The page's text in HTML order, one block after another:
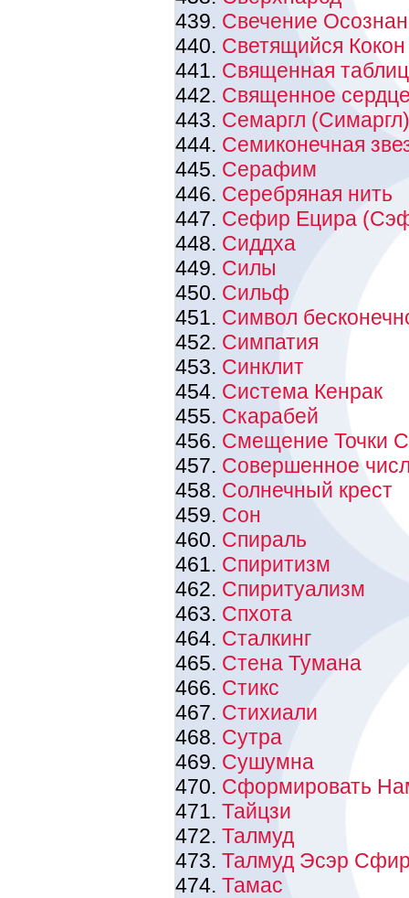
Свечение
Светящийся Кокон
Священная
Священное
Семаргл (Симаргл)
Семиконечная
Серафим
Серебряная нить
Сефир Ецира
Сиддха
Силы
Сильф
Символ
Симпатия
Синклит
Система Кенрак
Скарабей
Смещение Точки
Совершенное
Солнечный крест
Сон
Спираль
Спиритизм
Спиритуализм
Спхота
Сталкинг
Стена Тумана
Стикс
Стихиали
Сутра
Сушумна
Сформировать
Тайцзи
Талмуд
Талмуд Эсэр
Тамас